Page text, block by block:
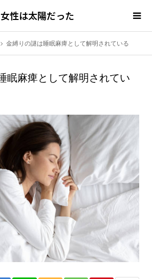
女性は太陽だった
金縛りの謎は睡眠麻痺として解明されている
眠麻痺として解明されてい